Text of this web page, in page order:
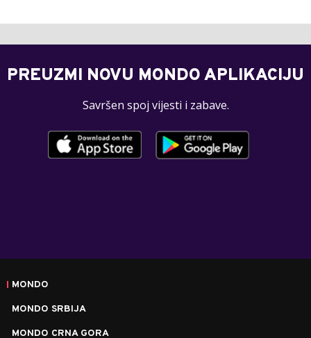
PREUZMI NOVU MONDO APLIKACIJU
Savršen spoj vijesti i zabave.
MONDO
MONDO SRBIJA
MONDO CRNA GORA